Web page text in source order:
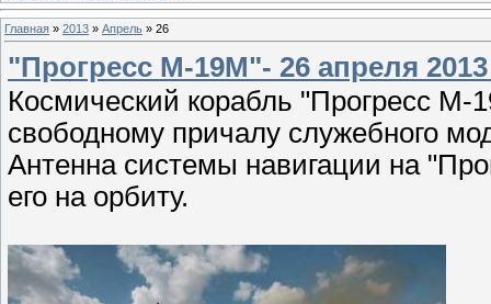
Главная » 2013 » Апрель » 26
"Прогресс М-19М"- 26 апреля
Космический корабль "Прогресс М-
свободному причалу служебного
Антенна системы навигации на
его на орбиту.